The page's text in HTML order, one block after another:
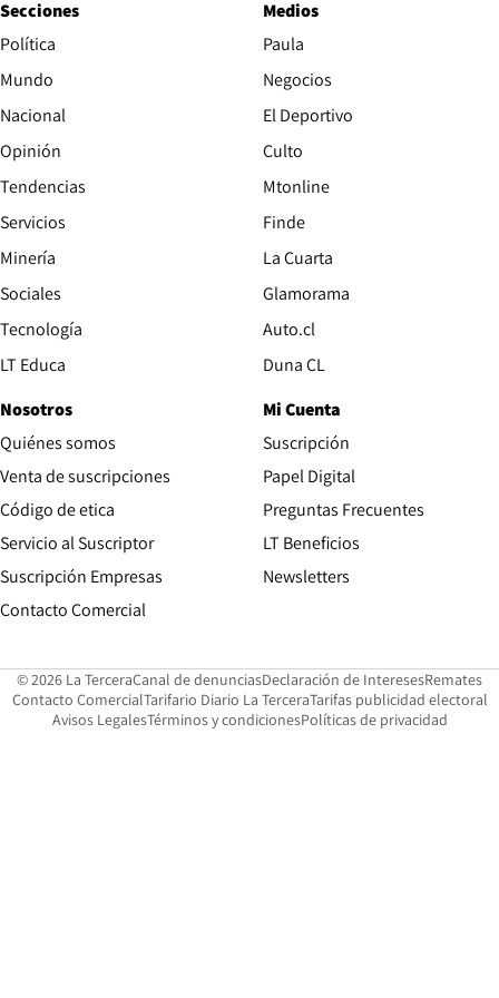
Secciones
Política
Mundo
Nacional
Opinión
Tendencias
Servicios
Minería
Sociales
Tecnología
LT Educa
Medios
Paula
Negocios
El Deportivo
Culto
Mtonline
Finde
La Cuarta
Glamorama
Auto.clOpens in new window
Duna CLOpens in new window
Nosotros
Quiénes somos
Venta de suscripciones
Código de etica Opens in new window
Servicio al Suscriptor
Suscripción Empresas
Contacto ComercialOpens in new window
Mi Cuenta
Suscripción
Papel DigitalOpens in new
Preguntas Frecuentes
LT Beneficios
Newsletters
© 2026 La TerceraCanal de denunciasOpens in new window
Declaración de InteresesOpens in
Remates
Contacto ComercialOpens in new window
Tarifario Diario La TerceraOpens in new window
Tarifas publicidad electoral
Avisos LegalesOpens in new window
Términos y condicionesPolíticas de privacidad